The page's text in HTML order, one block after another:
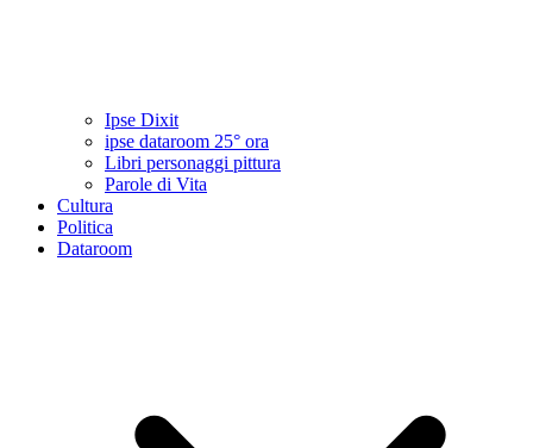
Ipse Dixit
ipse dataroom 25° ora
Libri personaggi pittura
Parole di Vita
Cultura
Politica
Dataroom